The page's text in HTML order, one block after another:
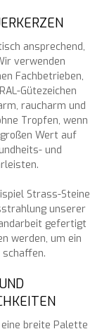
ansprechend,
verwenden
Fachbetrieben,
Gütezeichen
raucharm und
Tropfen, wenn
Wert auf
und
Strass-Steine
unserer
gefertigt
werden, um ein
breite Palette